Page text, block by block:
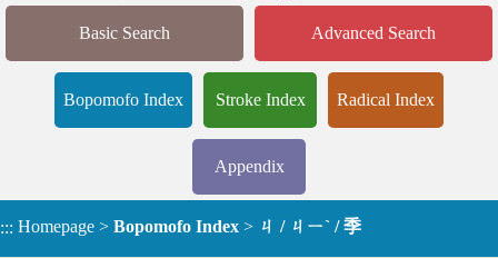
Basic Search Advanced Search
Bopomofo Index Stroke Index Radical Index
Appendix
::: Homepage > Bopomofo Index > ㄐ / ㄐㄧˋ / 季